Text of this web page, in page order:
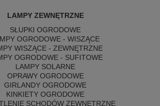
LAMPY ZEWNĘTRZNE
SŁUPKI OGRODOWE
OGRODOWE - WISZĄCE
WISZĄCE - ZEWNĘTRZNE
OGRODOWE - SUFITOWE
LAMPY SOLARNE
OPRAWY OGRODOWE
GIRLANDY OGRODOWE
KINKIETY OGRODOWE
SCHODÓW ZEWNĘTRZNE